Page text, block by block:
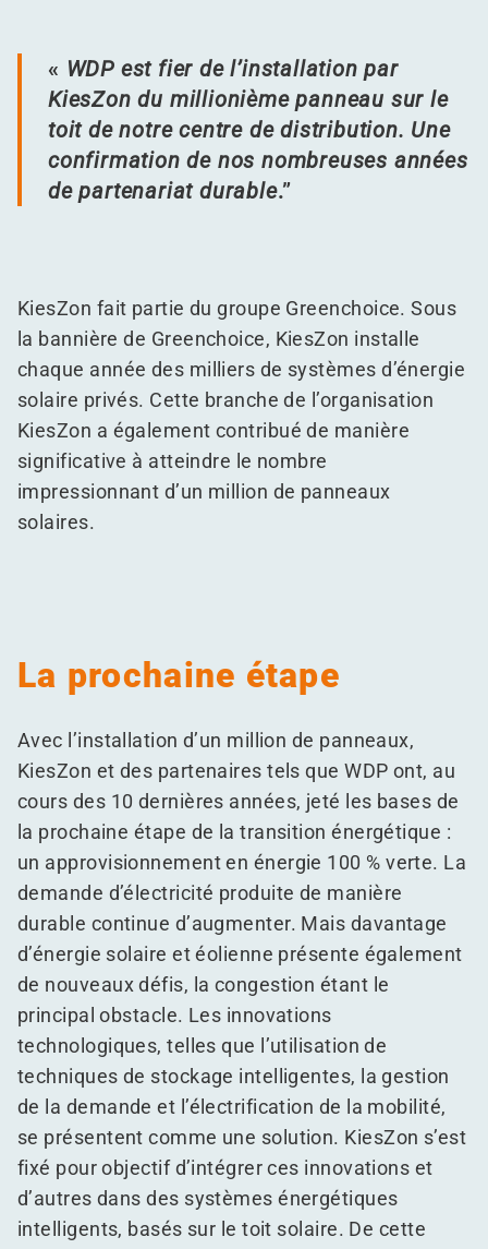
« WDP est fier de l’installation par
KiesZon du millionième panneau sur le
toit de notre centre de distribution. Une
confirmation de nos nombreuses années
de partenariat durable.”
KiesZon fait partie du groupe Greenchoice. Sous
la bannière de Greenchoice, KiesZon installe
chaque année des milliers de systèmes d’énergie
solaire privés. Cette branche de l’organisation
KiesZon a également contribué de manière
significative à atteindre le nombre
impressionnant d’un million de panneaux
solaires.
La prochaine étape
Avec l’installation d’un million de panneaux,
KiesZon et des partenaires tels que WDP ont, au
cours des 10 dernières années, jeté les bases de
la prochaine étape de la transition énergétique :
un approvisionnement en énergie 100 % verte. La
demande d’électricité produite de manière
durable continue d’augmenter. Mais davantage
d’énergie solaire et éolienne présente également
de nouveaux défis, la congestion étant le
principal obstacle. Les innovations
technologiques, telles que l’utilisation de
techniques de stockage intelligentes, la gestion
de la demande et l’électrification de la mobilité,
se présentent comme une solution. KiesZon s’est
fixé pour objectif d’intégrer ces innovations et
d’autres dans des systèmes énergétiques
intelligents, basés sur le toit solaire. De cette